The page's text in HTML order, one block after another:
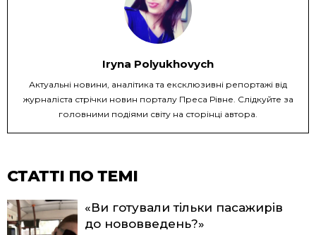
Iryna Polyukhovych
Актуальні новини, аналітика та ексклюзивні репортажі від
журналіста стрічки новин порталу Преса Рівне. Слідкуйте за
головними подіями світу на сторінці автора.
СТАТТІ ПО ТЕМІ
«Ви готували тільки пасажирів
до нововведень?»